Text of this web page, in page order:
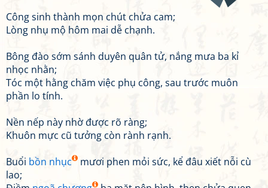
Công sinh thành mọn chút chửa cam;
Lòng nhụ mộ hôm mai dễ chạnh.
Bông đào sớm sánh duyên quân tử, nắng mưa ba kỉ
nhọc nhằn;
Tóc một hằng chăm việc phụ công, sau trước muôn
phần lo tính.
Nền nếp này nhờ được rõ ràng;
Khuôn mực cũ tưởng còn rành rạnh.
Buổi bồn nhục
mươi phen mỏi sức, kể đâu xiết nỗi cù
lao;